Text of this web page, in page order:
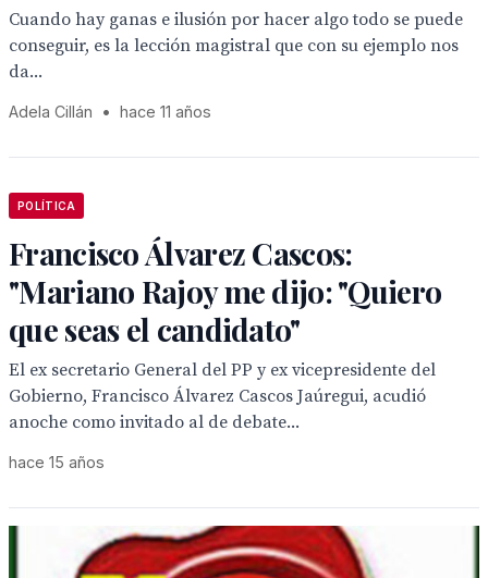
Cuando hay ganas e ilusión por hacer algo todo se puede
conseguir, es la lección magistral que con su ejemplo nos
da...
Adela Cillán • hace 11 años
POLÍTICA
Francisco Álvarez Cascos:
"Mariano Rajoy me dijo: "Quiero
que seas el candidato"
El ex secretario General del PP y ex vicepresidente del
Gobierno, Francisco Álvarez Cascos Jaúregui, acudió
anoche como invitado al de debate...
hace 15 años